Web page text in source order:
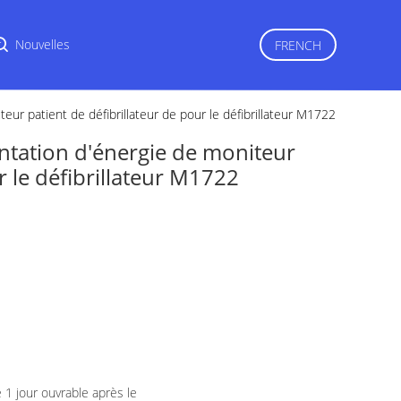
Nouvelles FRENCH
patient de défibrillateur de pour le défibrillateur M1722
d'énergie de moniteur
le défibrillateur M1722
jour ouvrable après le